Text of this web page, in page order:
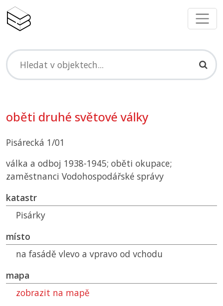
oběti druhé světové války
Pisárecká 1/01
válka a odboj 1938-1945; oběti okupace;
zaměstnanci Vodohospodářské správy
katastr
Pisárky
místo
na fasádě vlevo a vpravo od vchodu
mapa
zobrazit na mapě